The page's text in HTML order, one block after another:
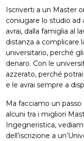
Iscriverti a un Master
coniugare lo studio
avrai, dalla famiglia al
distanza a complicare
universitario, perché
denaro. Con le
azzerato, perché
e le avrai sempre a
Ma facciamo un
alcuni tra i migliori
Ingegneristica,
dell’iscrizione a